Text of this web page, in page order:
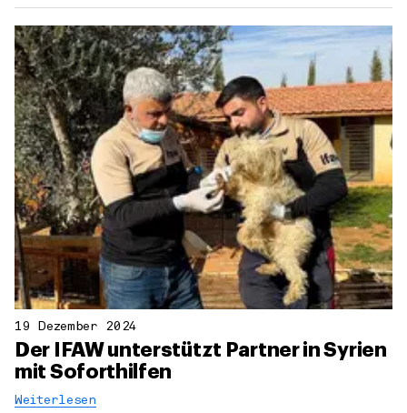
19 Dezember 2024
Der IFAW unterstützt Partner in Syrien
mit Soforthilfen
Weiterlesen